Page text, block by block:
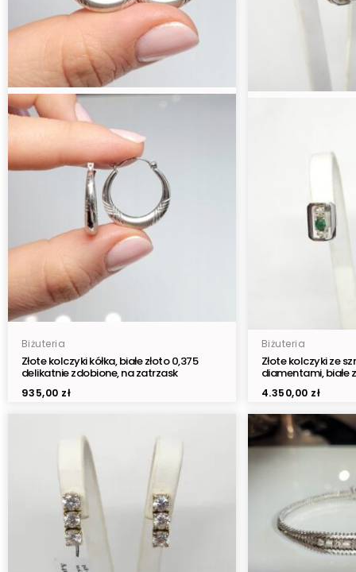
Biżuteria
Złote kolczyki kółka, białe złoto 0,375
delikatnie zdobione, na zatrzask
935,00 zł
Biżuteria
Złote kolczyki ze
diamentami, białe
4.350,00 zł